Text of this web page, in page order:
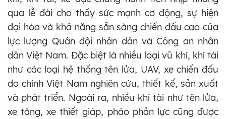
qua lễ đài cho thấy sức mạnh cơ động, sự hiện
đại hóa và khả năng sẵn sàng chiến đấu cao của
lực lượng Quân đội nhân dân và Công an nhân
dân Việt Nam. Đặc biệt là nhiều loại vũ khí, khí tài
như các loại hệ thống tên lửa, UAV, xe chiến đấu
do chính Việt Nam nghiên cứu, thiết kế, sản xuất
và phát triển. Ngoài ra, nhiều khí tài như tên lửa,
xe tăng, xe thiết giáp, pháo phản lực cũng được